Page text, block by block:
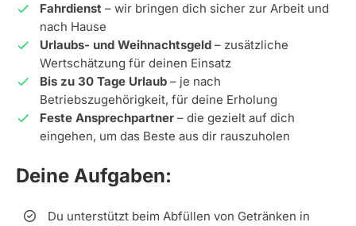
Fahrdienst – wir bringen dich sicher zur Arbeit und
nach Hause
Urlaubs- und Weihnachtsgeld – zusätzliche
Wertschätzung für deinen Einsatz
Bis zu 30 Tage Urlaub – je nach
Betriebszugehörigkeit, für deine Erholung
Feste Ansprechpartner – die gezielt auf dich
eingehen, um das Beste aus dir rauszuholen
Deine Aufgaben:
Du unterstützt beim Abfüllen von Getränken in